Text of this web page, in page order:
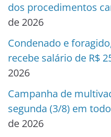
dos procedimentos
de 2026
Condenado e
recebe salário de R$
2026
Campanha de
segunda (3/8) em
de 2026